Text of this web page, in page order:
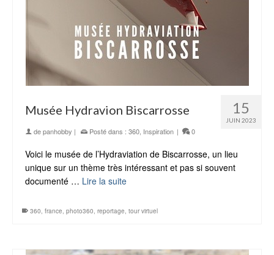
15
JUIN 2023
Musée Hydravion Biscarrosse
depanhobby | Posté dans : 360 Inspiration | 0
Voici le musée de l’Hydraviation de Biscarrosse, un lieu
unique sur un thème très intéressant et pas si souvent
documenté … Lire la suite
360, france, photo360, reportage, tour virtuel